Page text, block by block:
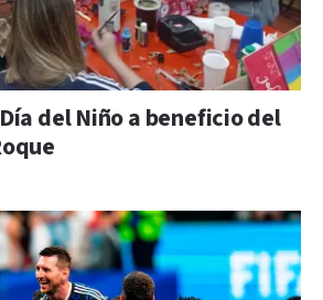
del Niño a beneficio del